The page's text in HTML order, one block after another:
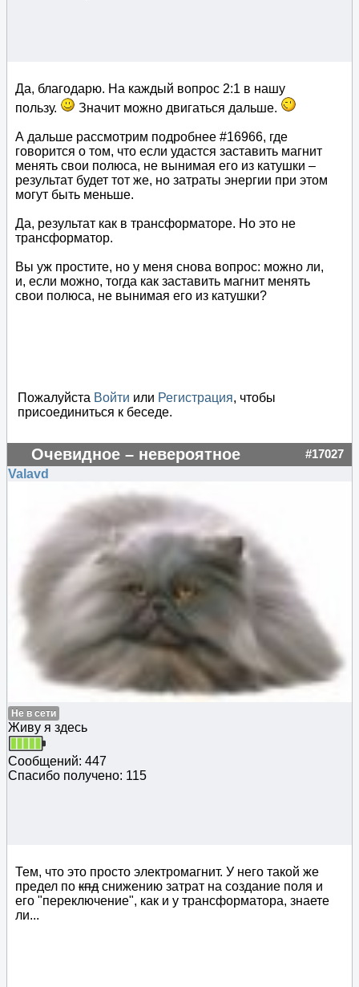
Да, благодарю. На каждый вопрос 2:1 в нашу
пользу.
Значит можно двигаться дальше.
А дальше рассмотрим подробнее #16966, где
говорится о том, что если удастся заставить магнит
менять свои полюса, не вынимая его из катушки –
результат будет тот же, но затраты энергии при этом
могут быть меньше.
Да, результат как в трансформаторе. Но это не
трансформатор.
Вы уж простите, но у меня снова вопрос: можно ли,
и, если можно, тогда как заставить магнит менять
свои полюса, не вынимая его из катушки?
Пожалуйста Войти или Регистрация, чтобы
присоединиться к беседе.
Очевидное – невероятное #17027
Valavd
Не в сети
Живу я здесь
Сообщений: 447
Спасибо получено: 115
Тем, что это просто электромагнит. У него такой же
предел по кпд снижению затрат на создание поля и
его "переключение", как и у трансформатора, знаете
ли...